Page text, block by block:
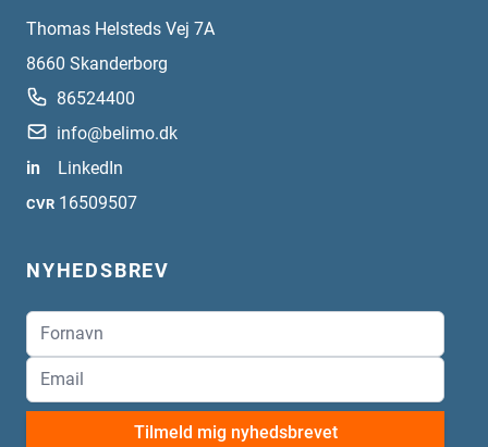
Thomas Helsteds Vej 7A
8660 Skanderborg
86524400
info@belimo.dk
in
LinkedIn
CVR 16509507
NYHEDSBREV
Tilmeld mig nyhedsbrevet